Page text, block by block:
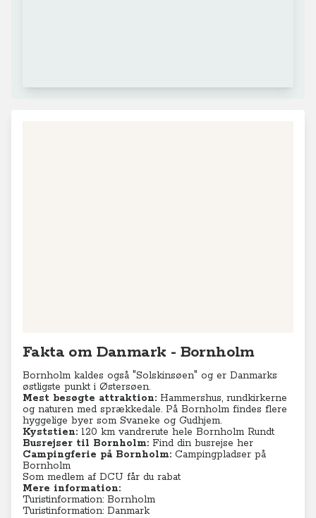
Fakta om Danmark - Bornholm
Bornholm kaldes også "Solskinsøen" og er Danmarks
østligste punkt i Østersøen.
Mest besøgte attraktion: Hammershus, rundkirkerne
og naturen med sprækkedale. På Bornholm findes flere
hyggelige byer som Svaneke og Gudhjem.
Kyststien: 120 km vandrerute hele Bornholm Rundt
Busrejser til Bornholm: Find din busrejse her
Campingferie på Bornholm: Campingpladser på
Bornholm
Som medlem af DCU får du rabat
Mere information:
Turistinformation: Bornholm
Turistinformation: Danmark